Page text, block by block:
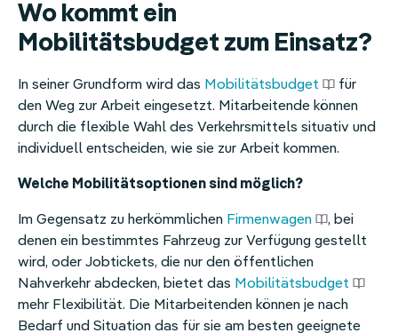
Wo kommt ein
Mobilitätsbudget zum Einsatz?
In seiner Grundform wird das Mobilitätsbudget
für
den Weg zur Arbeit eingesetzt. Mitarbeitende können
durch die flexible Wahl des Verkehrsmittels situativ und
individuell entscheiden, wie sie zur Arbeit kommen.
Welche Mobilitätsoptionen sind möglich?
Im Gegensatz zu herkömmlichen Firmenwagen
, bei
denen ein bestimmtes Fahrzeug zur Verfügung gestellt
wird, oder Jobtickets, die nur den öffentlichen
Nahverkehr abdecken, bietet das Mobilitätsbudget
mehr Flexibilität. Die Mitarbeitenden können je nach
Bedarf und Situation das für sie am besten geeignete